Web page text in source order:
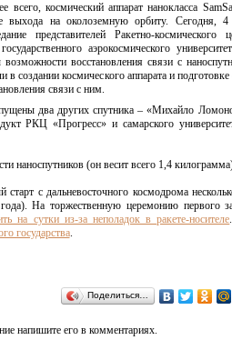
всего, космический аппарат нанокласса
выхода на околоземную орбиту. Сегодня,
представителей Ракетно-космического
аэрокосмического
восстановления связи с
в создании космического аппарата и подготовке
связи с ним.
два других спутника – «Михайло
РКЦ «Прогресс» и самарского
наноспутников (он весит всего 1,4
с дальневосточного космодрома
На торжественную церемонию первого
на сутки из-за неполадок в ракете-носителе
государства.
Поделиться…
напишите его в комментариях.